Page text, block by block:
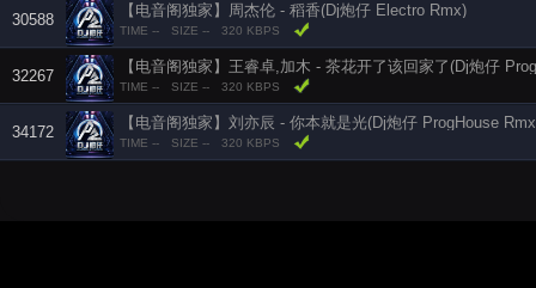
30588
【电音阁独家】周杰伦 - 稻香(Dj炮仔 Electro Rmx)
TIME -- SIZE -- 320 KBPS
32267
【电音阁独家】王睿卓,加木 - 茶花开了该回家了(Dj炮仔
TIME -- SIZE -- 320 KBPS
34172
【电音阁独家】刘亦辰 - 你本就是光(Dj炮仔 ProgHouse
TIME -- SIZE -- 320 KBPS